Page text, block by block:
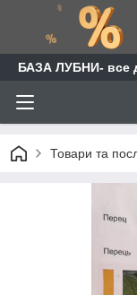
БАЗА ЛУБНИ- все
Товари та